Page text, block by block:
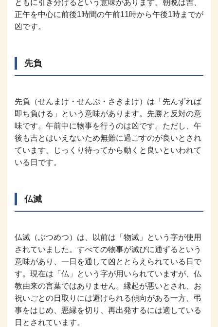
ともに引き分けるという意味があります。朝晩は吉、
正午を中心に前後1時間の午前11時から午後1時までが
凶です。
先負
先負（せんまけ・せんぷ・さきまけ）は「先んずれば
即ち負ける」という意味があります。先勝と反対の意
味です。午前中に物事を行うのは凶です。ただし、午
後も吉とはいえないため無難に過ごすのが良いとされ
ています。じっくり待ってから動くと良いといわれて
いる日です。
仏滅
仏滅（ぶつめつ）は、以前は「物滅」という字が使用
されていました。すべての物事が滅びに通ずるという
意味があり、一日を通して凶ととらえられている日で
す。現在は「仏」という字が用いられていますが、仏
教由来の言葉ではありません。縁起が悪いとされ、お
祝いごとの日取りには避けられる傾向がある一方、弔
事をはじめ、悪縁を切り、再出発するには適している
日とされています。